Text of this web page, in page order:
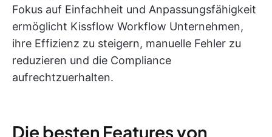
Fokus auf Einfachheit und Anpassungsfähigkeit
ermöglicht Kissflow Workflow Unternehmen,
ihre Effizienz zu steigern, manuelle Fehler zu
reduzieren und die Compliance
aufrechtzuerhalten.
Die besten Features von